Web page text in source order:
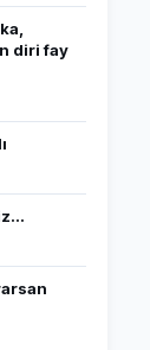
diri fay